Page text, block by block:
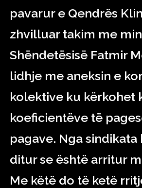
pavarur e Qendrës
zhvilluar takim me
Shëndetësisë Fatmir
lidhje me aneksin e
kolektive ku kërkohet
koeficientëve të
pagave. Nga sindikata
ditur se është arritur
Me këtë do të ketë